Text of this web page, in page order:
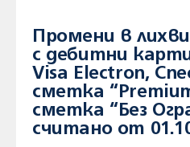
Промени в
с дебитни
Visa Electron,
сметка
сметка “Без
считано от